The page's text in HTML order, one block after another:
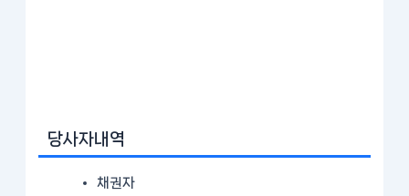
당사자내역
채권자